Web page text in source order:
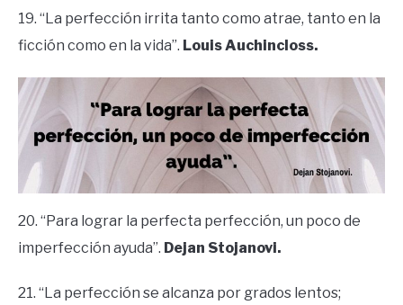
19. “La perfección irrita tanto como atrae, tanto en la
ficción como en la vida”. Louis Auchincloss.
20. “Para lograr la perfecta perfección, un poco de
imperfección ayuda”. Dejan Stojanovi.
21. “La perfección se alcanza por grados lentos;